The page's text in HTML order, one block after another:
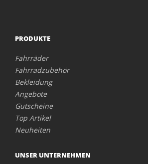
PRODUKTE
Fahrräder
Fahrradzubehör
Bekleidung
Angebote
Gutscheine
Top Artikel
Neuheiten
UNSER UNTERNEHMEN